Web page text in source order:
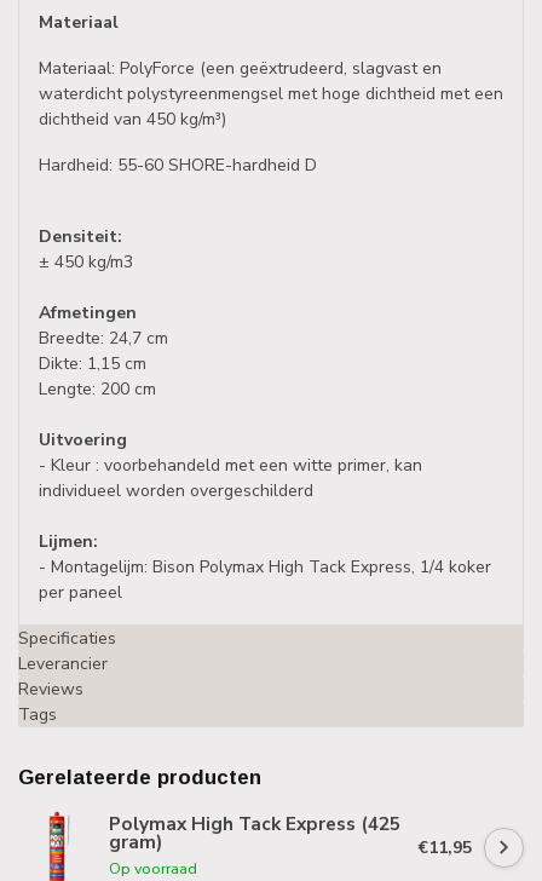
Materiaal
Materiaal: PolyForce (een geëxtrudeerd, slagvast en
waterdicht polystyreenmengsel met hoge dichtheid met een
dichtheid van 450 kg/m³)
Hardheid: 55-60 SHORE-hardheid D
Densiteit:
± 450 kg/m3
Afmetingen
Breedte: 24,7 cm
Dikte: 1,15 cm
Lengte: 200 cm
Uitvoering
- Kleur : voorbehandeld met een witte primer, kan
individueel worden overgeschilderd
Lijmen:
- Montagelijm: Bison Polymax High Tack Express, 1/4 koker
per paneel
Specificaties
Leverancier
Reviews
Tags
Gerelateerde producten
Polymax High Tack Express (425
gram)
Op voorraad
€11,95